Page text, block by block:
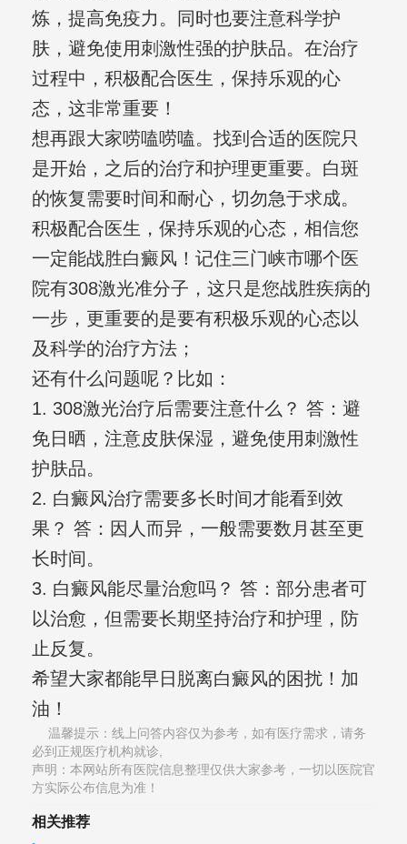
炼，提高免疫力。同时也要注意科学护
肤，避免使用刺激性强的护肤品。在治疗
过程中，积极配合医生，保持乐观的心
态，这非常重要！
想再跟大家唠嗑唠嗑。找到合适的医院只
是开始，之后的治疗和护理更重要。白斑
的恢复需要时间和耐心，切勿急于求成。
积极配合医生，保持乐观的心态，相信您
一定能战胜白癜风！记住三门峡市哪个医
院有308激光准分子，这只是您战胜疾病的
一步，更重要的是要有积极乐观的心态以
及科学的治疗方法；
还有什么问题呢？比如：
1. 308激光治疗后需要注意什么？ 答：避
免日晒，注意皮肤保湿，避免使用刺激性
护肤品。
2. 白癜风治疗需要多长时间才能看到效
果？ 答：因人而异，一般需要数月甚至更
长时间。
3. 白癜风能尽量治愈吗？ 答：部分患者可
以治愈，但需要长期坚持治疗和护理，防
止反复。
希望大家都能早日脱离白癜风的困扰！加
油！
温馨提示：线上问答内容仅为参考，如有医疗需求，请务
必到正规医疗机构就诊,
声明：本网站所有医院信息整理仅供大家参考，一切以医院官
方实际公布信息为准！
相关推荐